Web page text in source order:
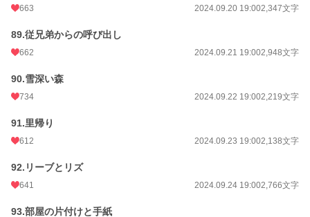
663 2024.09.20 19:002,347文字
89.従兄弟からの呼び出し
662 2024.09.21 19:002,948文字
90.雪深い森
734 2024.09.22 19:002,219文字
91.里帰り
612 2024.09.23 19:002,138文字
92.リーブとリズ
641 2024.09.24 19:002,766文字
93.部屋の片付けと手紙